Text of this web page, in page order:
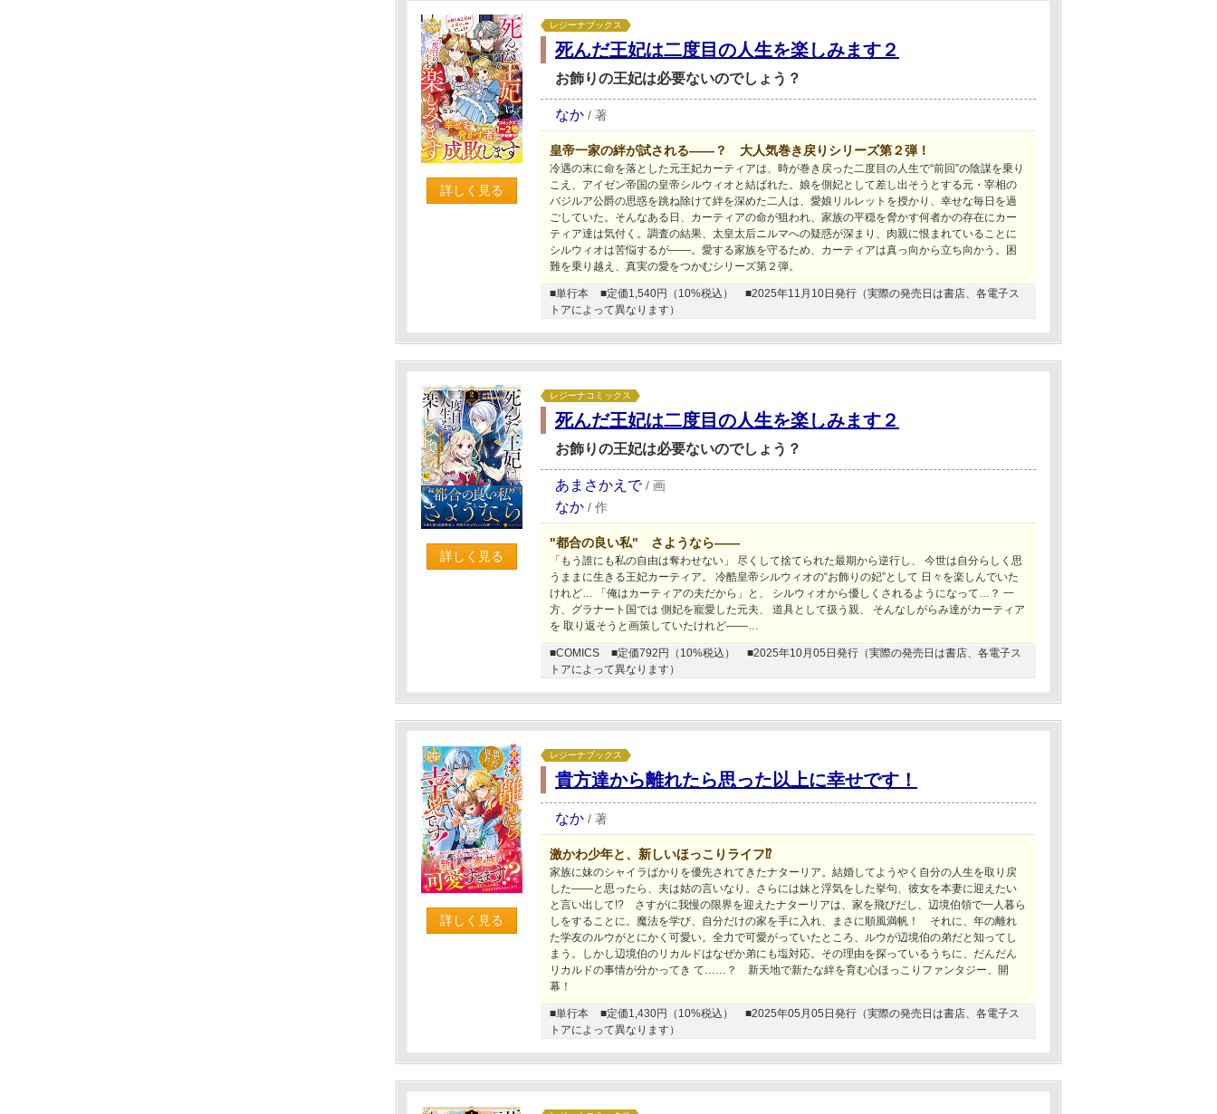
詳しく見る
レジーナブックス
死んだ王妃は二度目の人生を楽しみます２
お飾りの王妃は必要ないのでしょう？
なか / 著
皇帝一家の絆が試される――？ 大人気巻き戻りシリーズ第２弾！
冷遇の末に命を落とした元王妃カーティアは、時が巻き戻った二度目の人生で“前回”の陰謀を乗り
こえ、アイゼン帝国の皇帝シルウィオと結ばれた。娘を側妃として差し出そうとする元・宰相の
バジルア公爵の思惑を跳ね除けて絆を深めた二人は、愛娘リルレットを授かり、幸せな毎日を過
ごしていた。そんなある日、カーティアの命が狙われ、家族の平穏を脅かす何者かの存在にカー
ティア達は気付く。調査の結果、太皇太后ニルマへの疑惑が深まり、肉親に恨まれていることに
シルウィオは苦悩するが――。愛する家族を守るため、カーティアは真っ向から立ち向かう。困
難を乗り越え、真実の愛をつかむシリーズ第２弾。
■単行本 ■定価1,540円（10%税込）
■2025年11月10日発行（実際の発売日は書店、各電子ス
トアによって異なります）
詳しく見る
レジーナコミックス
死んだ王妃は二度目の人生を楽しみます２
お飾りの王妃は必要ないのでしょう？
あまさかえで / 画
なか / 作
"都合の良い私" さようなら――
「もう誰にも私の自由は奪わせない」 尽くして捨てられた最期から逆行し、 今世は自分らしく思
うままに生きる王妃カーティア。 冷酷皇帝シルウィオの“お飾りの妃”として 日々を楽しんでいた
けれど… 「俺はカーティアの夫だから」と、 シルウィオから優しくされるようになって…？ 一
方、グラナート国では 側妃を寵愛した元夫、 道具として扱う親、 そんなしがらみ達がカーティア
を 取り返そうと画策していたけれど――…
■COMICS ■定価792円（10%税込）
■2025年10月05日発行（実際の発売日は書店、各電子ス
トアによって異なります）
詳しく見る
レジーナブックス
貴方達から離れたら思った以上に幸せです！
なか / 著
激かわ少年と、新しいほっこりライフ⁉
家族に妹のシャイラばかりを優先されてきたナターリア。結婚してようやく自分の人生を取り戻
した――と思ったら、夫は姑の言いなり。さらには妹と浮気をした挙句、彼女を本妻に迎えたい
と言い出して!? さすがに我慢の限界を迎えたナターリアは、家を飛びだし、辺境伯領で一人暮ら
しをすることに。魔法を学び、自分だけの家を手に入れ、まさに順風満帆！ それに、年の離れ
た学友のルウがとにかく可愛い。全力で可愛がっていたところ、ルウが辺境伯の弟だと知ってし
まう。しかし辺境伯のリカルドはなぜか弟にも塩対応。その理由を探っているうちに、だんだん
リカルドの事情が分かってき て……？ 新天地で新たな絆を育む心ほっこりファンタジー、開
幕！
■単行本 ■定価1,430円（10%税込）
■2025年05月05日発行（実際の発売日は書店、各電子ス
トアによって異なります）